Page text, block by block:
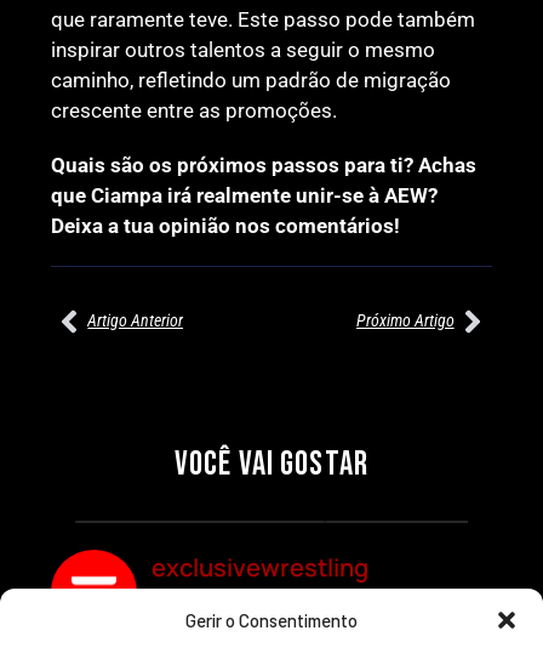
Gerir o Consentimento
que raramente teve. Este passo pode também
inspirar outros talentos a seguir o mesmo
caminho, refletindo um padrão de migração
crescente entre as promoções.
Quais são os próximos passos para ti? Achas
que Ciampa irá realmente unir-se à AEW?
Deixa a tua opinião nos comentários!
Artigo Anterior Próximo Artigo
VOCÊ VAI GOSTAR
SEGMENTOS A NÃO PERDER
Por exclusivewrestling
MUNDIAL FEMININO NA AEW
REDEMPTION
Por exclusivewrestling
exclusivewrestling
Ver mais Artigos